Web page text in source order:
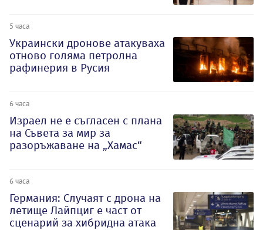
5 часа
Украински дронове атакуваха
отново голяма петролна
рафинерия в Русия
6 часа
Израел не е съгласен с плана
на Съвета за мир за
разоръжаване на „Хамас“
6 часа
Германия: Случаят с дрона на
летище Лайпциг е част от
сценарий за хибридна атака